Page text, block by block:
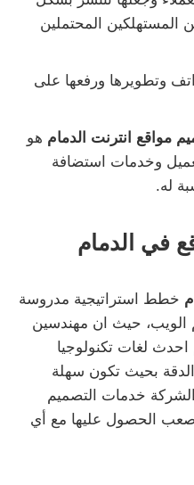
المحتملين
وتطويرها ورفعها على
مواقع انترنت الدمام هو
وخدمات استضافة
له.
في الدمام
خطط استراتيجية مدروسة
الويب، حيث ان مهندسين
لغات تكنولوجيا
بحيث تكون سهلة
الشركة خدمات التصميم
صعب الحصول عليها مع أي